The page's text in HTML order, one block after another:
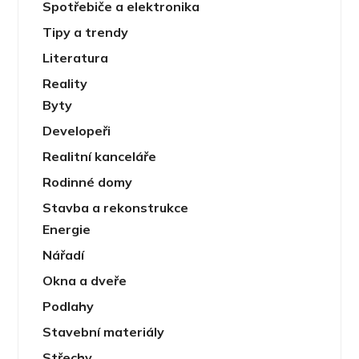
Spotřebiče a elektronika
Tipy a trendy
Literatura
Reality
Byty
Developeři
Realitní kanceláře
Rodinné domy
Stavba a rekonstrukce
Energie
Nářadí
Okna a dveře
Podlahy
Stavební materiály